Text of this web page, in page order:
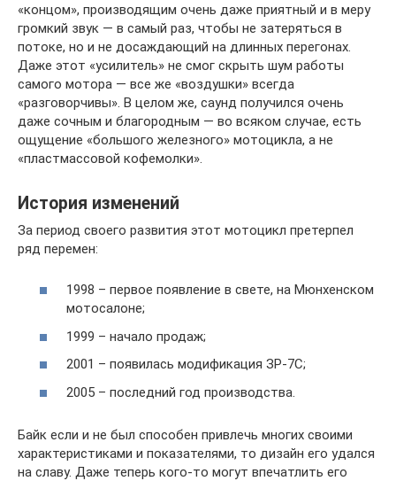
«концом», производящим очень даже приятный и в меру
громкий звук — в самый раз, чтобы не затеряться в
потоке, но и не досаждающий на длинных перегонах.
Даже этот «усилитель» не смог скрыть шум работы
самого мотора — все же «воздушки» всегда
«разговорчивы». В целом же, саунд получился очень
даже сочным и благородным — во всяком случае, есть
ощущение «большого железного» мотоцикла, а не
«пластмассовой кофемолки».
История изменений
За период своего развития этот мотоцикл претерпел
ряд перемен:
1998 – первое появление в свете, на Мюнхенском
мотосалоне;
1999 – начало продаж;
2001 – появилась модификация ЗР-7С;
2005 – последний год производства.
Байк если и не был способен привлечь многих своими
характеристиками и показателями, то дизайн его удался
на славу. Даже теперь кого-то могут впечатлить его